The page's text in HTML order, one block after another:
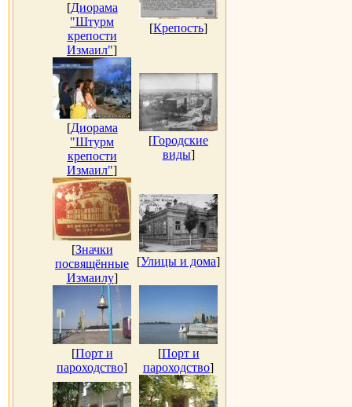
[Диорама
"Штурм
крепости
Измаил"]
[Крепость]
[Диорама
"Штурм
крепости
Измаил"]
[Городские
виды]
[Значки
посвящённые
Измаилу]
[Улицы и дома]
[Порт и
пароходство]
[Порт и
пароходство]